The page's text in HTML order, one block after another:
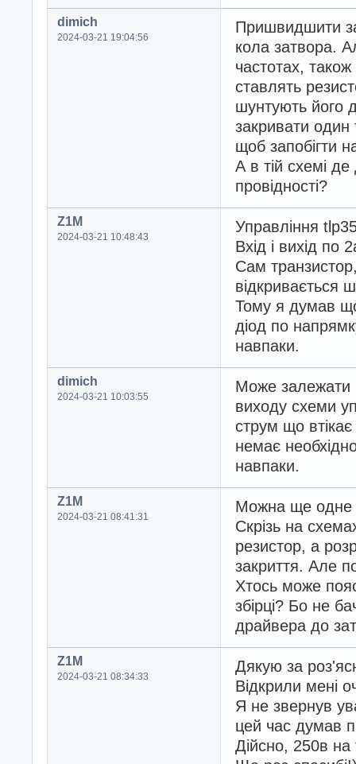
dimich
2024-03-21 19:04:56
Пришвидшити
кола затвора.
частотах,
ставлять
шунтують його
закривати один
щоб запобігти
А в тій схемі
провідності?
Z1M
2024-03-21 10:48:43
Управління
Вхід і вихід по
Сам
відкривається
Тому я думав
діод по
навпаки.
dimich
2024-03-21 10:03:55
Може залежати
виходу схеми
струм що
немає
навпаки.
Z1M
2024-03-21 08:41:31
Можна ще одне
Скрізь на
резистор, а
закриття. Але
Хтось може
збірці? Бо не
драйвера до
Z1M
2024-03-21 08:34:33
Дякую за
Відкрили мені
Я не звернув
цей час думав
Дійсно, 250в на